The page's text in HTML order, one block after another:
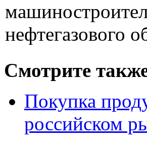
нефтегазового
Смотрите
Покупка
российском